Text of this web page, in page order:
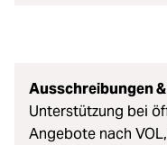
Ausschreibungen
Unterstützung bei
Angebote nach